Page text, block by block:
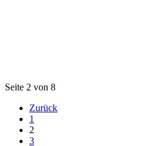
Seite 2 von 8
Zurück
1
2
3